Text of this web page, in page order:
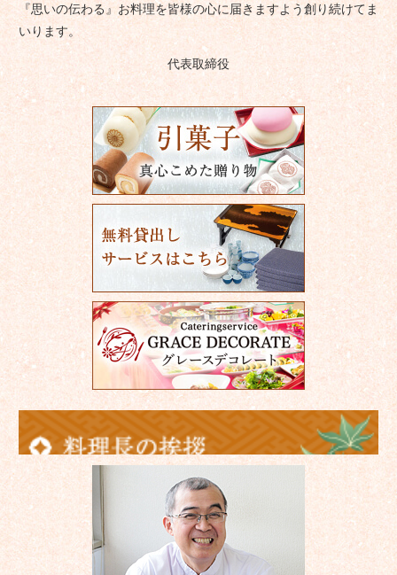
『思いの伝わる』お料理を皆様の心に届きますよう創り続けてま
いります。
代表取締役